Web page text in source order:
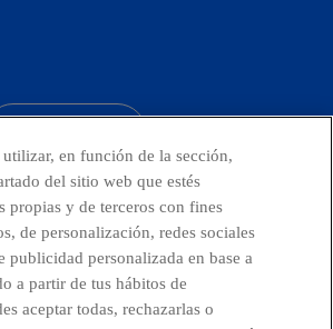
sociales
en función de la sección,
del sitio web que estés
propias y de terceros con fines
de personalización, redes sociales
publicidad personalizada en base a
a partir de tus hábitos de
aceptar todas, rechazarlas o